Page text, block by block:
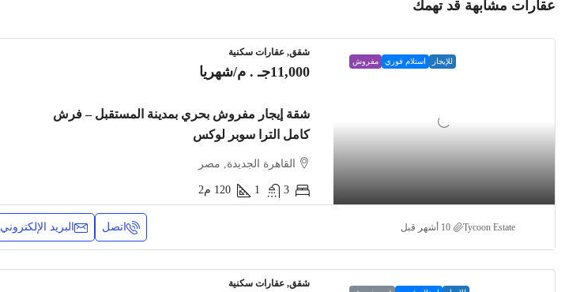
عقارات مشابهة قد تهمك
للإيجار استلام فوري مفروش
شقق, عقارات سكنية
11,000جـ . م /شهريا
شقة إيجار مفروش بحري بمدينة المستقبل – فرش
كامل الترا سوبر لوكس
القاهرة الجديدة, مصر
3
1
120 م2
Tycoon Estate اتصل البريد الإلكتروني
شقق, عقارات سكنية